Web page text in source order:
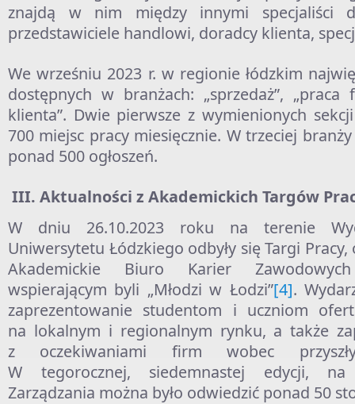
znajdą w nim między innymi specjaliści
przedstawiciele handlowi, doradcy klienta,
We wrześniu 2023 r. w regionie łódzkim
dostępnych w branżach: „sprzedaż”, „praca
klienta”. Dwie pierwsze z wymienionych
700 miejsc pracy miesięcznie. W trzeciej
ponad 500 ogłoszeń.
Aktualności z Akademickich Targów
W dniu 26.10.2023 roku na terenie
Uniwersytetu Łódzkiego odbyły się Targi
Akademickie Biuro Karier
wspierającym byli „Młodzi w Łodzi”[4].
zaprezentowanie studentom i uczniom
na lokalnym i regionalnym rynku, a także
z oczekiwaniami firm wobec
W tegorocznej, siedemnastej edycji, na
Zarządzania można było odwiedzić ponad 50